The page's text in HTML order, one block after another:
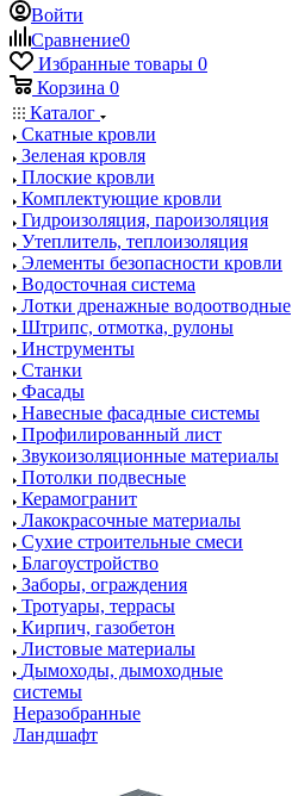
Войти
Сравнение0
Избранные товары 0
Корзина 0
Каталог
Скатные кровли
Зеленая кровля
Плоские кровли
Комплектующие кровли
Гидроизоляция, пароизоляция
Утеплитель, теплоизоляция
Элементы безопасности кровли
Водосточная система
Лотки дренажные водоотводные
Штрипс, отмотка, рулоны
Инструменты
Станки
Фасады
Навесные фасадные системы
Профилированный лист
Звукоизоляционные материалы
Потолки подвесные
Керамогранит
Лакокрасочные материалы
Сухие строительные смеси
Благоустройство
Заборы, ограждения
Тротуары, террасы
Кирпич, газобетон
Листовые материалы
Дымоходы, дымоходные
системы
Неразобранные
Ландшафт